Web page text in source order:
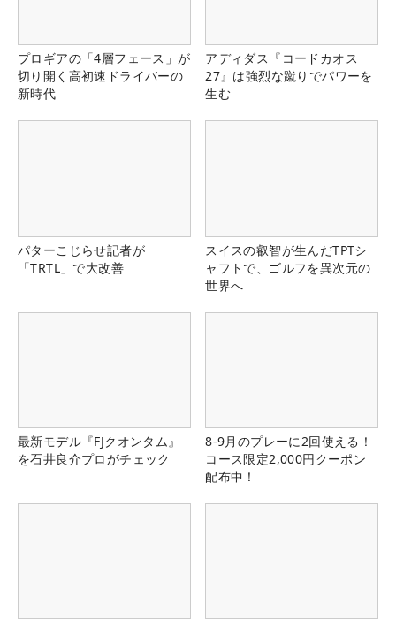
プロギアの「4層フェース」が
切り開く高初速ドライバーの
新時代
アディダス『コードカオス
27』は強烈な蹴りでパワーを
生む
パターこじらせ記者が
「TRTL」で大改善
スイスの叡智が生んだTPTシ
ャフトで、ゴルフを異次元の
世界へ
最新モデル『FJクオンタム』
を石井良介プロがチェック
8-9月のプレーに2回使える！
コース限定2,000円クーポン
配布中！